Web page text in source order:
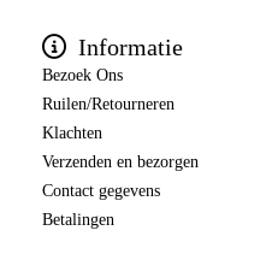
Informatie
Bezoek Ons
Ruilen/Retourneren
Klachten
Verzenden en bezorgen
Contact gegevens
Betalingen